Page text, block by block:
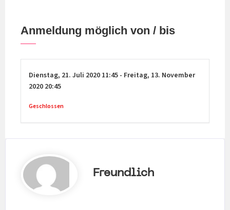
Anmeldung möglich von / bis
Dienstag, 21. Juli 2020 11:45 - Freitag, 13. November
2020 20:45
Geschlossen
Freundlich